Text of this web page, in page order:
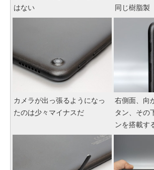
はない
同じ樹脂製
カメラが出っ張るようになっ
たのは少々マイナスだ
右側面、向
タン、その
ンを搭載す